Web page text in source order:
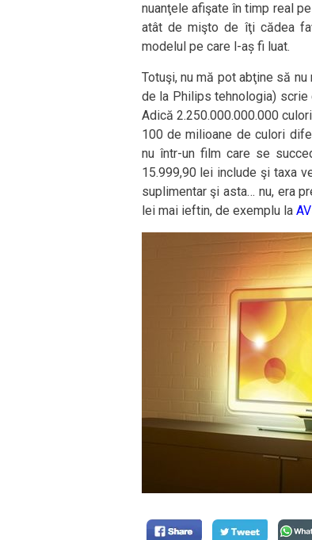
nuanţele afişate în timp real
atât de mişto de îţi cădea
modelul pe care l-aș fi luat.
Totuşi, nu mă pot abţine să
de la Philips tehnologia)
Adică 2.250.000.000.000
100 de milioane de culori
nu într-un film care se
15.999,90 lei include şi taxa
suplimentar şi asta… nu, era
lei mai ieftin, de exemplu la